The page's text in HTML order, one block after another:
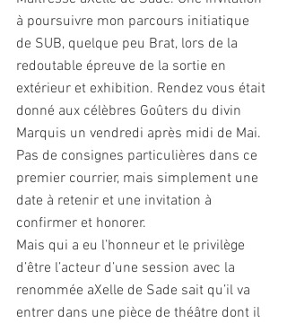
à poursuivre mon parcours initiatique
de SUB, quelque peu Brat, lors de la
redoutable épreuve de la sortie en
extérieur et exhibition. Rendez vous était
donné aux célèbres Goûters du divin
Marquis un vendredi après midi de Mai.
Pas de consignes particulières dans ce
premier courrier, mais simplement une
date à retenir et une invitation à
confirmer et honorer.
Mais qui a eu l’honneur et le privilège
d’être l’acteur d’une session avec la
renommée aXelle de Sade sait qu’il va
entrer dans une pièce de théâtre dont il